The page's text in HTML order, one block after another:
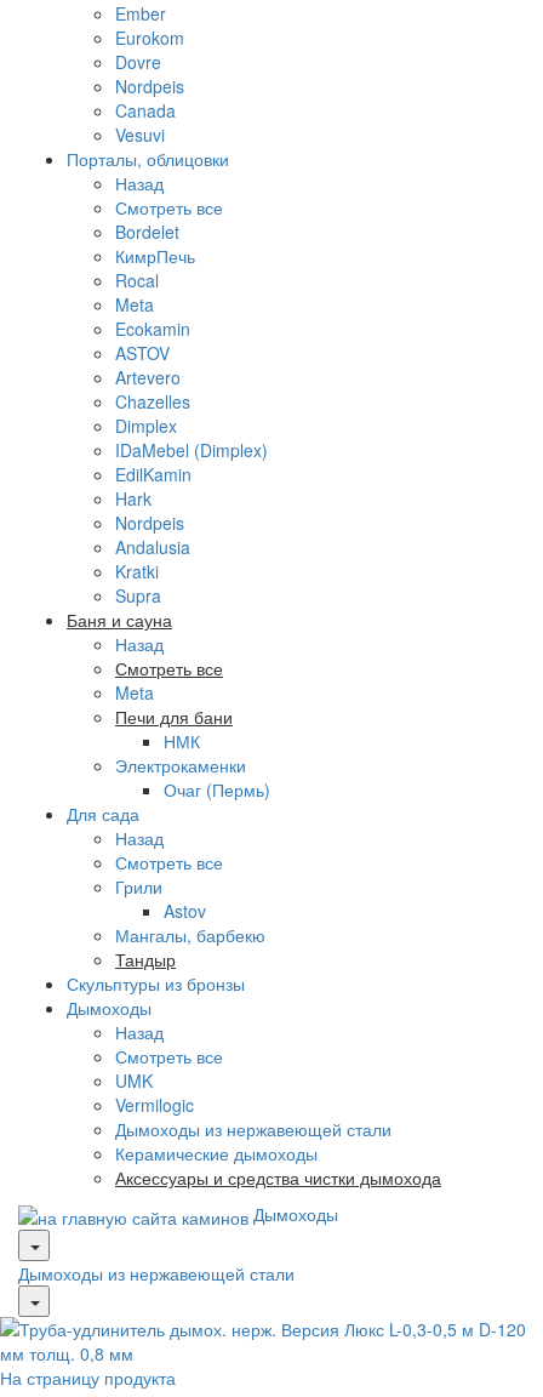
Ember
Eurokom
Dovre
Nordpeis
Canada
Vesuvi
Порталы, облицовки
Назад
Смотреть все
Bordelet
КимрПечь
Rocal
Meta
Ecokamin
ASTOV
Artevero
Chazelles
Dimplex
IDaMebel (Dimplex)
EdilKamin
Hark
Nordpeis
Andalusia
Kratki
Supra
Баня и сауна
Назад
Смотреть все
Meta
Печи для бани
НМК
Электрокаменки
Очаг (Пермь)
Для сада
Назад
Смотреть все
Грили
Astov
Мангалы, барбекю
Тандыр
Скульптуры из бронзы
Дымоходы
Назад
Смотреть все
UMK
Vermilogic
Дымоходы из нержавеющей стали
Керамические дымоходы
Аксессуары и средства чистки дымохода
Дымоходы
Дымоходы из нержавеющей стали
На страницу продукта